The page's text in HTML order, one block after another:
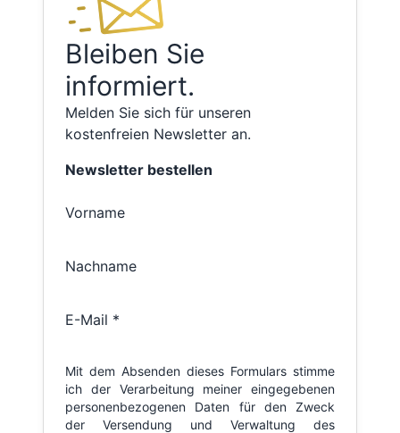
Bleiben Sie
informiert.
Melden Sie sich für unseren
kostenfreien Newsletter an.